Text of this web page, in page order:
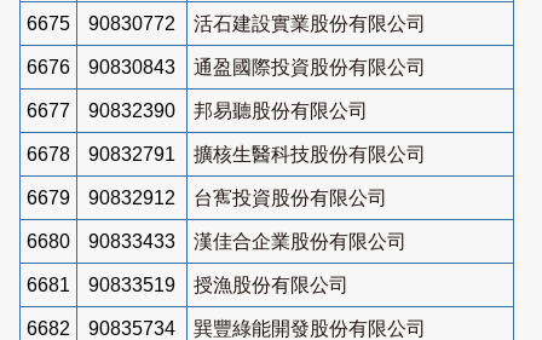
6675 90830772 活石建設實業股份有限公司
6676 90830843 通盈國際投資股份有限公司
6677 90832390 邦易聽股份有限公司
6678 90832791 擴核生醫科技股份有限公司
6679 90832912 台寯投資股份有限公司
6680 90833433 漢佳合企業股份有限公司
6681 90833519 授漁股份有限公司
6682 90835734 巽豐綠能開發股份有限公司